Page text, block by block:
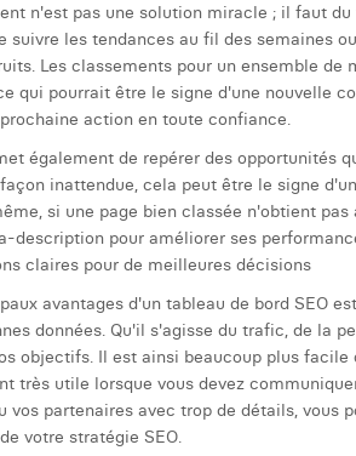
n'est pas une solution miracle ; il faut
suivre les tendances au fil des semaines
Les classements pour un ensemble
qui pourrait être le signe d'une nouvelle
action en toute confiance.
également de repérer des opportunités
inattendue, cela peut être le signe
si une page bien classée n'obtient
description pour améliorer ses
claires pour de meilleures décisions
avantages d'un tableau de bord SEO
données. Qu'il s'agisse du trafic, de la
objectifs. Il est ainsi beaucoup plus
très utile lorsque vous devez
vos partenaires avec trop de détails, vous
votre stratégie SEO.